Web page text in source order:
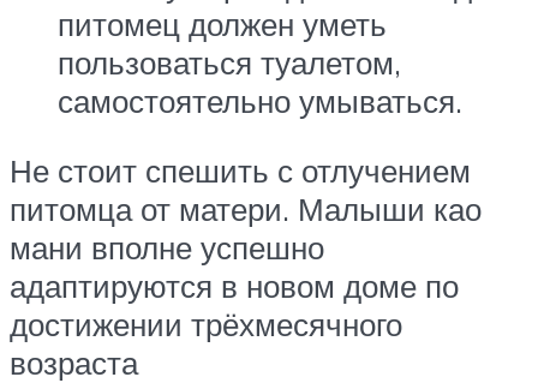
питомец должен уметь
пользоваться туалетом,
самостоятельно умываться.
Не стоит спешить с отлучением
питомца от матери. Малыши као
мани вполне успешно
адаптируются в новом доме по
достижении трёхмесячного
возраста